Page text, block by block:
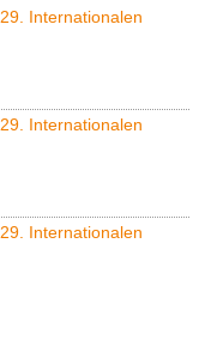
Internationalen
Internationalen
Internationalen